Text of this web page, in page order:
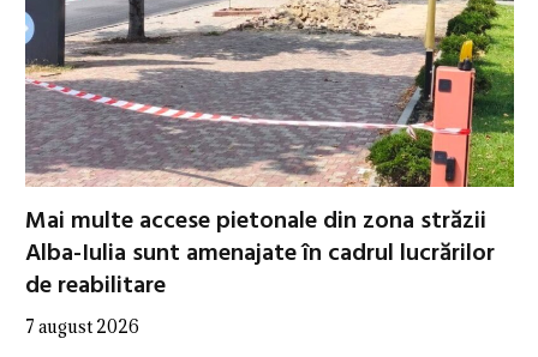
Mai multe accese pietonale din zona străzii
Alba-Iulia sunt amenajate în cadrul lucrărilor
de reabilitare
7 august 2026